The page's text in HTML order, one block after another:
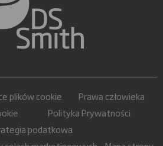
plików cookie
Prawa człowieka
Polityka Prywatności
podatkowa